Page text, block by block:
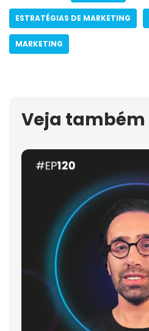
ESTRATÉGIAS DE MARKETING
MARKETING
Veja também